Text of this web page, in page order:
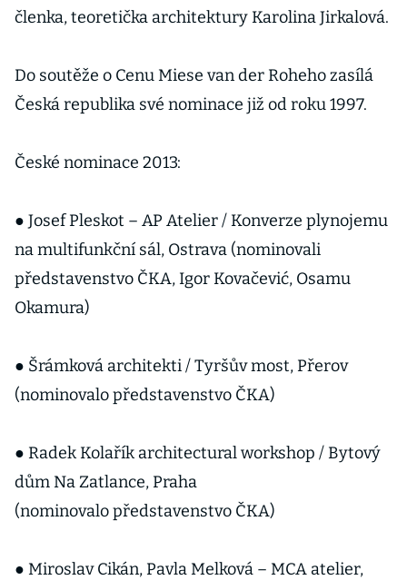
členka, teoretička architektury Karolina Jirkalová.
Do soutěže o Cenu Miese van der Roheho zasílá
Česká republika své nominace již od roku 1997.
České nominace 2013:
● Josef Pleskot – AP Atelier / Konverze plynojemu
na multifunkční sál, Ostrava (nominovali
představenstvo ČKA, Igor Kovačević, Osamu
Okamura)
● Šrámková architekti / Tyršův most, Přerov
(nominovalo představenstvo ČKA)
● Radek Kolařík architectural workshop / Bytový
dům Na Zatlance, Praha
(nominovalo představenstvo ČKA)
● Miroslav Cikán, Pavla Melková – MCA atelier,